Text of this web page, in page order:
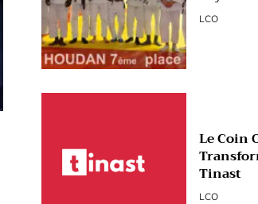
LCO
Le Coin
Tinast
LCO